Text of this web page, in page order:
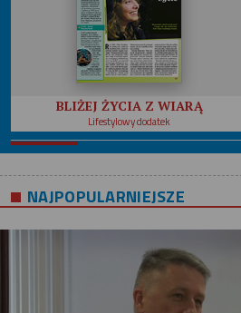
BLIŻEJ ŻYCIA Z WIARĄ
Lifestylowy dodatek
NAJPOPULARNIEJSZE